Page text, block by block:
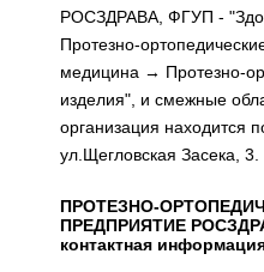
РОСЗДРАВА, ФГУП -
Протезно-
медицина → Протезно-
изделия", и смежные
организация находится
ул.Щегловская Засека, 3.
ПРОТЕЗНО-
ПРЕДПРИЯТИЕ
контактная